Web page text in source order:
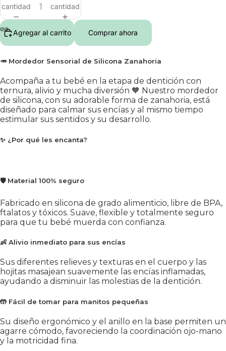
cantidad
cantidad
Agregar al carrito Comprar ahora
🥕 Mordedor Sensorial de Silicona Zanahoria
Acompaña a tu bebé en la etapa de dentición con
ternura, alivio y mucha diversión 🧡 Nuestro mordedor
de silicona, con su adorable forma de zanahoria, está
diseñado para calmar sus encías y al mismo tiempo
estimular sus sentidos y su desarrollo.
✨ ¿Por qué les encanta?
🛡 Material 100% seguro
Fabricado en silicona de grado alimenticio, libre de BPA,
ftalatos y tóxicos. Suave, flexible y totalmente seguro
para que tu bebé muerda con confianza.
👶 Alivio inmediato para sus encías
Sus diferentes relieves y texturas en el cuerpo y las
hojitas masajean suavemente las encías inflamadas,
ayudando a disminuir las molestias de la dentición.
🤲 Fácil de tomar para manitos pequeñas
Su diseño ergonómico y el anillo en la base permiten un
agarre cómodo, favoreciendo la coordinación ojo-mano
y la motricidad fina.